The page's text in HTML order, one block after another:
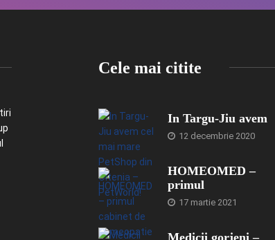
Cele mai citite
In Targu-Jiu avem
12 decembrie 2020
HOMEOMED –
primul
17 martie 2021
Medicii gorjeni –